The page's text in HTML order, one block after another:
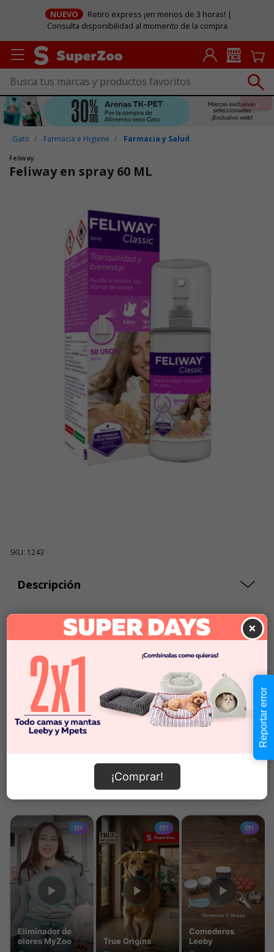
NUEVO
Retiro express ¡en menos de 3 horas! |
Consulta disponibilidad al momento de la compra
Gato Farmacia e Higiene Farmacia y Salud
Feliway
Feliway en spray 60 ML
SKU: 1243
Descripción
Cantidad:
En Stock
Añadir al carrito
Información de envío
×
¡Comprar!
Reportar error